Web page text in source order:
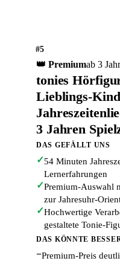
#5
👑 Premiumab 3
tonies
Lieblings-
3 Jahren
DAS GEFÄLLT UNS
✓54 Minuten
Lernerfahrungen
✓Premium-Auswahl
zur Jahresuhr-
✓Hochwertige
gestaltete Tonie-
DAS KÖNNTE
−Premium-Preis